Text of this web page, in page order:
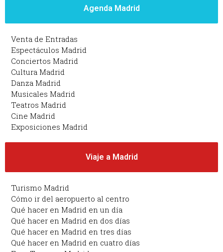
Agenda Madrid
Venta de Entradas
Espectáculos Madrid
Conciertos Madrid
Cultura Madrid
Danza Madrid
Musicales Madrid
Teatros Madrid
Cine Madrid
Exposiciones Madrid
Viaje a Madrid
Turismo Madrid
Cómo ir del aeropuerto al centro
Qué hacer en Madrid en un día
Qué hacer en Madrid en dos días
Qué hacer en Madrid en tres días
Qué hacer en Madrid en cuatro días